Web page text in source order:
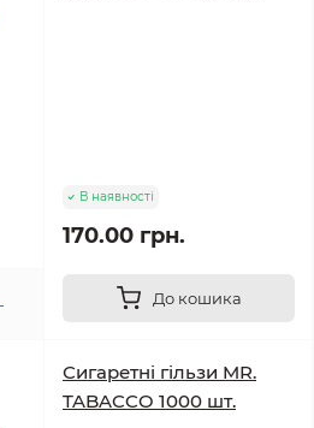
В наявності
170.00 грн.
До кошика
Сигаретні гільзи MR.
TABACCO 1000 шт.